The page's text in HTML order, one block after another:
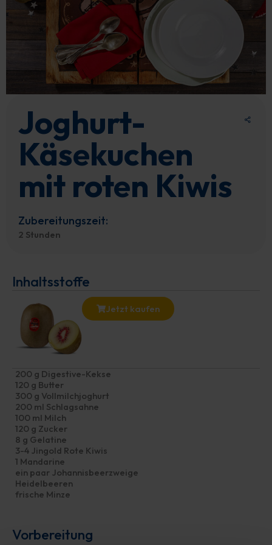
Joghurt-
Käsekuchen
mit roten Kiwis
Zubereitungszeit:
2 Stunden
Inhaltsstoffe
Jetzt kaufen
200 g Digestive-Kekse
120 g Butter
300 g Vollmilchjoghurt
200 ml Schlagsahne
100 ml Milch
120 g Zucker
8 g Gelatine
3-4 Jingold Rote Kiwis
1 Mandarine
ein paar Johannisbeerzweige
Heidelbeeren
frische Minze
Vorbereitung